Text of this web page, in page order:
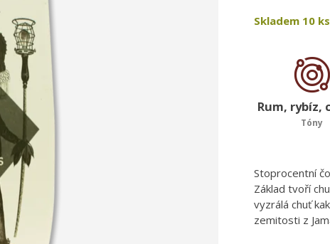
Skladem 10ks
Rum, rybíz,
Tóny
Stoprocentní
Základ tvoří
vyzrálá chuť
zemitosti z